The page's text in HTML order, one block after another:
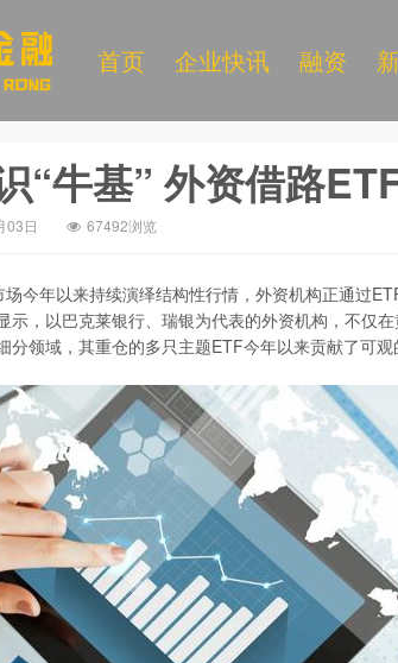
首页 企业快讯 融资
“牛基” 外资借路
03日 67492浏览
年以来持续演绎结构性行情，外资机构正通过
示，以巴克莱银行、瑞银为代表的外资机构，不仅
分领域，其重仓的多只主题ETF今年以来贡献了可观